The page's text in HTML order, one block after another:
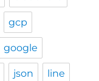
gcp
google
json line